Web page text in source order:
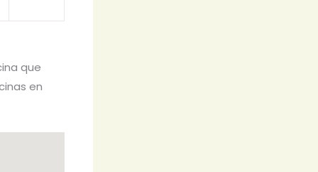
que
en